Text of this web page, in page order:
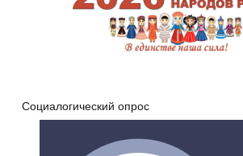
Социалогический опрос